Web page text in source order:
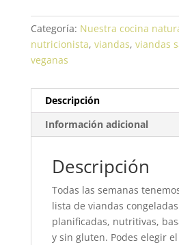
Categoría: Nuestra cocina
nutricionista, viandas, viandas
veganas
Descripción
Información adicional
Descripción
Todas las semanas
lista de viandas
planificadas, nutritivas,
y sin gluten. Podes elegir